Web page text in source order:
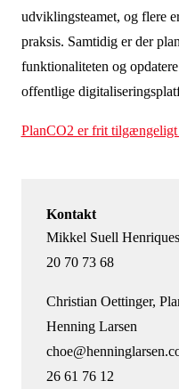
udviklingsteamet, og flere
praksis. Samtidig er der
funktionaliteten og
offentlige
PlanCO2 er frit tilgængeligt
Kontakt
Mikkel Suell
20 70 73 68
Christian Oettinger,
Henning Larsen
26 61 76 12